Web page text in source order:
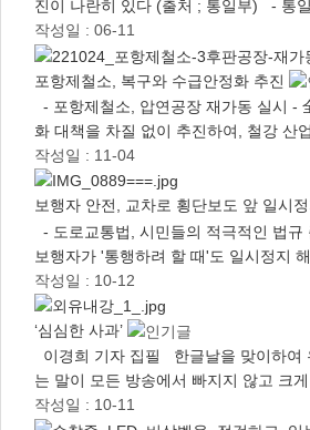
진이 나란히 있다 (출처 ; 통일부) - 통
작성일 : 06-11
포항제철소, 복구와 수급안정화 추진
- 포항제철소, 압연공장 재가동 실시 -
화 대책을 차질 없이 추진하여, 철강
작성일 : 11-04
보행자 안전, 교차로 횡단보도 앞 일시
- 도로교통법, 시민들의 적극적인 법
보행자가 '통행하려 할 때'도 일시정지
작성일 : 10-12
‘심심한 사과’
이경희 기자 집필 한글날을 맞이하여
는 말이 모든 방송에서 빠지지 않고
작성일 : 10-11